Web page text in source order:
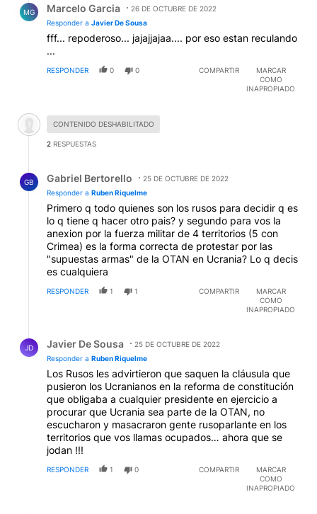
MG Marcelo Garcia
26 DE OCTUBRE DE 2022
Responder a Javier De Sousa
fff... repoderoso... jajajjajaa.... por eso estan reculando
...
RESPONDER 0 0 COMPARTIR
MARCAR
COMO
INAPROPIADO
Comentario desactivado.
CONTENIDO DESHABILITADO
2 RESPUESTAS
GB Gabriel Bertorello
25 DE OCTUBRE DE 2022
Responder a Ruben Riquelme
Primero q todo quienes son los rusos para decidir q es
lo q tiene q hacer otro pais? y segundo para vos la
anexion por la fuerza militar de 4 territorios (5 con
Crimea) es la forma correcta de protestar por las
"supuestas armas" de la OTAN en Ucrania? Lo q decis
es cualquiera
RESPONDER 1 1 COMPARTIR
MARCAR
COMO
INAPROPIADO
JD Javier De Sousa
25 DE OCTUBRE DE 2022
Responder a Ruben Riquelme
Los Rusos les advirtieron que saquen la cláusula que
pusieron los Ucranianos en la reforma de constitución
que obligaba a cualquier presidente en ejercicio a
procurar que Ucrania sea parte de la OTAN, no
escucharon y masacraron gente rusoparlante en los
territorios que vos llamas ocupados… ahora que se
jodan !!!
RESPONDER 1 0 COMPARTIR
MARCAR
COMO
INAPROPIADO